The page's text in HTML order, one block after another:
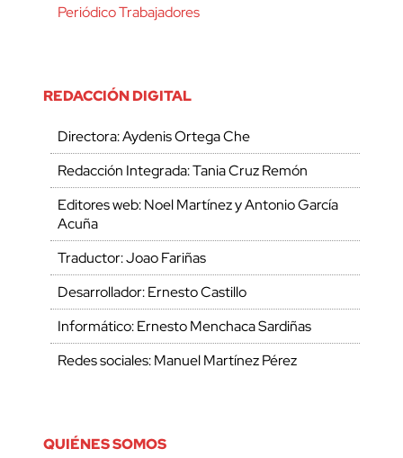
Periódico Trabajadores
REDACCIÓN DIGITAL
Directora: Aydenis Ortega Che
Redacción Integrada: Tania Cruz Remón
Editores web: Noel Martínez y Antonio García
Acuña
Traductor: Joao Fariñas
Desarrollador: Ernesto Castillo
Informático: Ernesto Menchaca Sardiñas
Redes sociales: Manuel Martínez Pérez
QUIÉNES SOMOS